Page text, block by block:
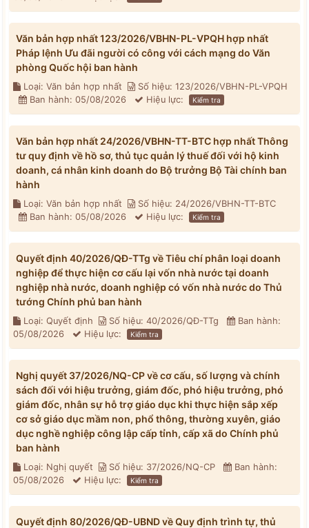
Văn bản hợp nhất 123/2026/VBHN-PL-VPQH hợp nhất
Pháp lệnh Ưu đãi người có công với cách mạng do Văn
phòng Quốc hội ban hành
Loại: Văn bản hợp nhất
Số hiệu: 123/2026/VBHN-PL-VPQH
Ban hành: 05/08/2026
Hiệu lực: Kiểm tra
Văn bản hợp nhất 24/2026/VBHN-TT-BTC hợp nhất Thông
tư quy định về hồ sơ, thủ tục quản lý thuế đối với hộ kinh
doanh, cá nhân kinh doanh do Bộ trưởng Bộ Tài chính ban
hành
Loại: Văn bản hợp nhất
Số hiệu: 24/2026/VBHN-TT-BTC
Ban hành: 05/08/2026
Hiệu lực: Kiểm tra
Quyết định 40/2026/QĐ-TTg về Tiêu chí phân loại doanh
nghiệp để thực hiện cơ cấu lại vốn nhà nước tại doanh
nghiệp nhà nước, doanh nghiệp có vốn nhà nước do Thủ
tướng Chính phủ ban hành
Loại: Quyết định Số hiệu: 40/2026/QĐ-TTg
Ban hành:
05/08/2026
Hiệu lực: Kiểm tra
Nghị quyết 37/2026/NQ-CP về cơ cấu, số lượng và chính
sách đối với hiệu trưởng, giám đốc, phó hiệu trưởng, phó
giám đốc, nhân sự hỗ trợ giáo dục khi thực hiện sắp xếp
cơ sở giáo dục mầm non, phổ thông, thường xuyên, giáo
dục nghề nghiệp công lập cấp tỉnh, cấp xã do Chính phủ
ban hành
Loại: Nghị quyết Số hiệu: 37/2026/NQ-CP
Ban hành:
05/08/2026
Hiệu lực: Kiểm tra
Quyết định 80/2026/QĐ-UBND về Quy định trình tự, thủ